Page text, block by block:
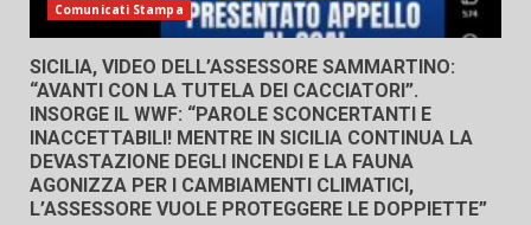
Comunicati Stampa
SICILIA, VIDEO DELL’ASSESSORE SAMMARTINO:
“AVANTI CON LA TUTELA DEI CACCIATORI”.
INSORGE IL WWF: “PAROLE SCONCERTANTI E
INACCETTABILI! MENTRE IN SICILIA CONTINUA LA
DEVASTAZIONE DEGLI INCENDI E LA FAUNA
AGONIZZA PER I CAMBIAMENTI CLIMATICI,
L’ASSESSORE VUOLE PROTEGGERE LE DOPPIETTE”